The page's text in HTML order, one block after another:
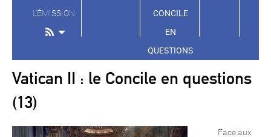
L'ÉMISSION
CONCILE
EN
QUESTIONS
Vatican II : le Concile en questions
(13)
Face aux